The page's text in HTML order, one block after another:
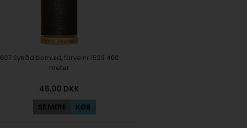
607 Sytråd bomuld, farve nr 1523 400
meter
46,00 DKK
SE MERE KØB